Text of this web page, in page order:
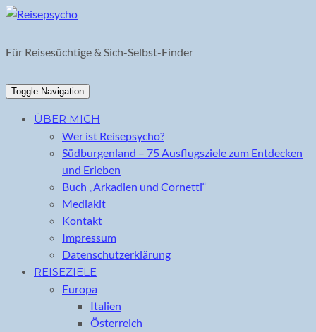
Skip
content
Für Reisesüchtige & Sich-Selbst-Finder
Toggle Navigation
ÜBER MICH
Wer ist Reisepsycho?
Südburgenland – 75 Ausflugsziele zum Entdecken
und Erleben
Buch „Arkadien und Cornetti“
Mediakit
Kontakt
Impressum
Datenschutzerklärung
REISEZIELE
Europa
Italien
Österreich